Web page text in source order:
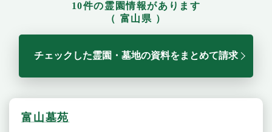
10件の霊園情報があります
（ 富山県 ）
チェックした霊園・墓地の資料をまとめて請求
富山墓苑